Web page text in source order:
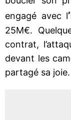
engagé avec l
25M€.
contrat,
devant les
partagé sa joie.